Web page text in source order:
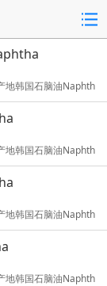
地韩国石脑油Naphth
origin naphtha
地韩国石脑油Naphth
origin naphtha
地韩国石脑油Naphth
origin naphtha
地韩国石脑油Naphth